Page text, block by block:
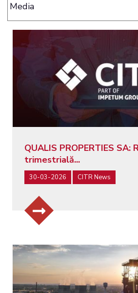
QUALIS PROPERTIES SA:
trimestrială...
30-03-2026 CITR News